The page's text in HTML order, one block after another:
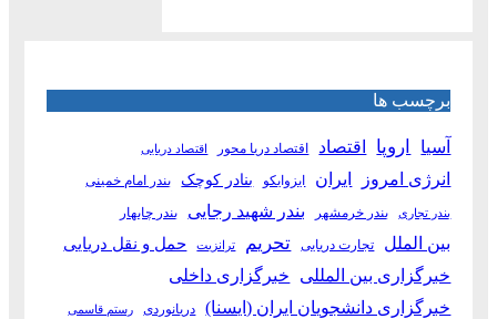
برچسب ها
آسیا اروپا اقتصاد اقتصاد دریا محور اقتصاد دریایی
انرژی امروز ایران ایزوایکو بنادر کوچک بندر امام خمینی
بندر تجاری بندر خرمشهر بندر شهید رجایی بندر چابهار
بین الملل تجارت دریایی تحریم ترانزیت حمل و نقل دریایی
خبرگزاری بین المللی خبرگزاری داخلی
خبرگزاری دانشجویان ایران (ایسنا)
دریانوردی رستم قاسمی